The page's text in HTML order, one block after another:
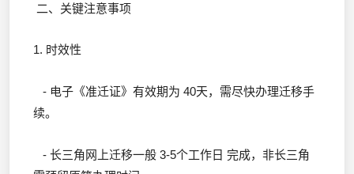
二、关键注意事项
1. 时效性
- 电子《准迁证》有效期为 40天，需尽快办理迁移手
续。
- 长三角网上迁移一般 3-5个工作日 完成，非长三角